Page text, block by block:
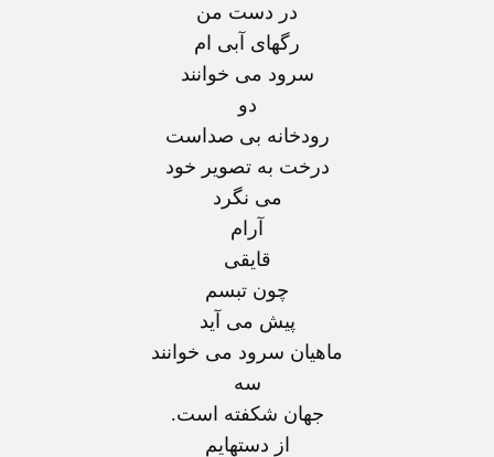
در دست من
رگهای آبی ام
سرود می خوانند
دو
رودخانه بی صداست
درخت به تصوير خود
می نگرد
آرام
قايقی
چون تبسم
پيش می آيد
ماهيان سرود می خوانند
سه
جهان شکفته است.
از دستهايم